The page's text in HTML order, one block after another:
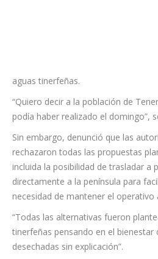
aguas tinerfeñas.
“Quiero decir a la población de
podía haber realizado el domingo”,
Sin embargo, denunció que las
rechazaron todas las propuestas
incluida la posibilidad de trasladar a
directamente a la península para
necesidad de mantener el operativo
“Todas las alternativas fueron